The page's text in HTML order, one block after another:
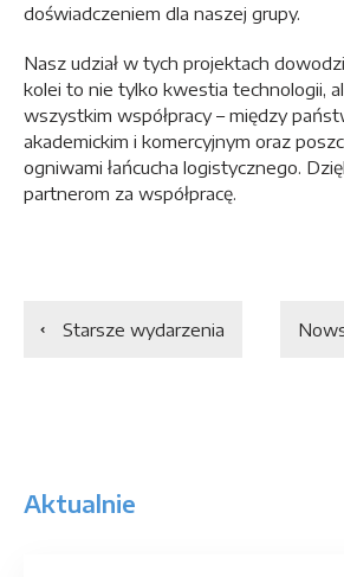
doświadczeniem dla naszej grupy.
Nasz udział w tych projektach
kolei to nie tylko kwestia technologii,
wszystkim współpracy – między
akademickim i komercyjnym oraz
ogniwami łańcucha logistycznego.
partnerom za współpracę.
Starsze wydarzenia
Aktualnie